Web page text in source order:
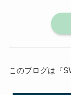
このブログは『